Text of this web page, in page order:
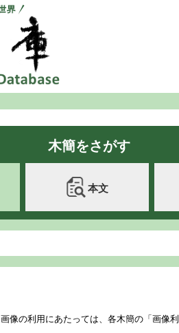
木簡をさがす
本文
画像の利用にあたっては、各木簡の「画像